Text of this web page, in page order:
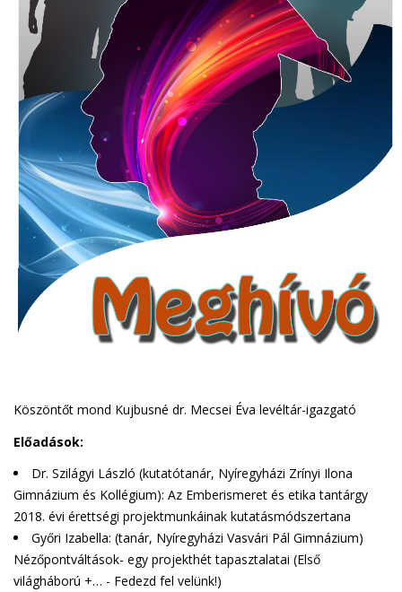
Köszöntőt mond Kujbusné dr. Mecsei Éva levéltár-igazgató
Előadások:
Dr. Szilágyi László (kutatótanár, Nyíregyházi Zrínyi Ilona
Gimnázium és Kollégium): Az Emberismeret és etika tantárgy
2018. évi érettségi projektmunkáinak kutatásmódszertana
Győri Izabella: (tanár, Nyíregyházi Vasvári Pál Gimnázium)
Nézőpontváltások- egy projekthét tapasztalatai (Első
világháború +… - Fedezd fel velünk!)